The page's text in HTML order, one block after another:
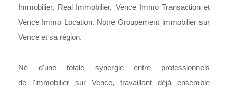
Immobilier, Real Immobilier, Vence Immo Transaction et
Vence Immo Location. Notre Groupement immobilier sur
Vence et sa région.
Né d'une totale synergie entre professionnels
de l'immobilier sur Vence, travaillant déjà ensemble